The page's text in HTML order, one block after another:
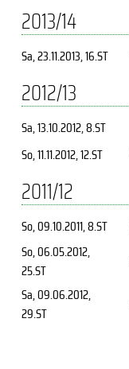
2013/14
Sa, 23.11.2013, 16.ST
2012/13
Sa, 13.10.2012, 8.ST
So, 11.11.2012, 12.ST
2011/12
So, 09.10.2011, 8.ST
So, 06.05.2012,
25.ST
Sa, 09.06.2012,
29.ST